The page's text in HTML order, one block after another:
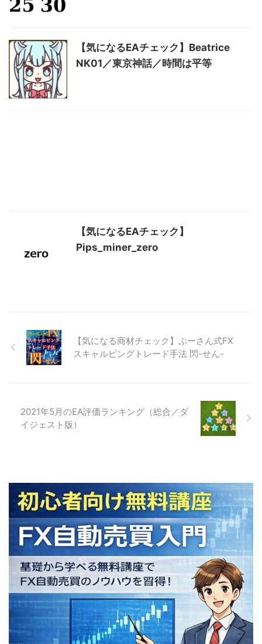
【気になるEAチェック】Beatrice
NK01／東京神話／時間は平等
【気になるEAチェック】
Pips_miner_zero
【気になる商材チェック】ぷーさん式FX
スキャルピングトレード手法 閃-せん-
2021年5月のEA評価ランキング（総合／ダ
イジェスト版）